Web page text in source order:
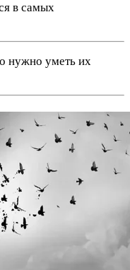
в самых
нужно уметь их